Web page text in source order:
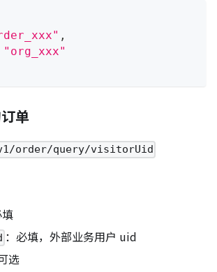
,
"org_xxx"
单
order/query/visitorUid
：必填，外部业务用户 uid
选